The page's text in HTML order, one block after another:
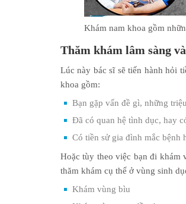
Khám nam khoa gồm
Thăm khám lâm sàng
Lúc này bác sĩ sẽ tiến hành hỏi
khoa gồm:
Bạn gặp vấn đề gì, những
Đã có quan hệ tình dục, hay
Có tiền sử gia đình mắc bệnh
Hoặc tùy theo việc bạn đi khám
thăm khám cụ thể ở vùng sinh
Khám vùng bìu